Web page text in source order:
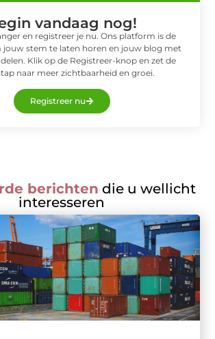
vandaag nog!
en registreer je nu. Ons platform is de
jouw stem te laten horen en jouw blog met
Klik op de Registreer-knop en zet de
naar meer zichtbaarheid en groei.
Registreer nu
berichten die u wellicht
interesseren